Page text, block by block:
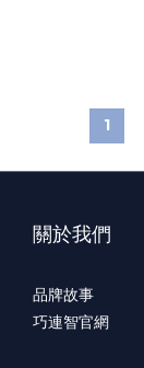
1
關於我們
品牌故事
巧連智官網